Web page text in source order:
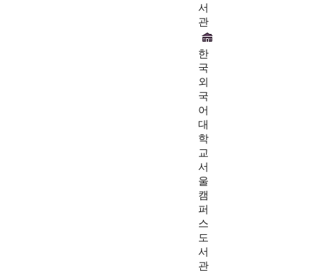
서
관
한
국
외
국
어
대
학
교
서
울
캠
퍼
스
도
서
관